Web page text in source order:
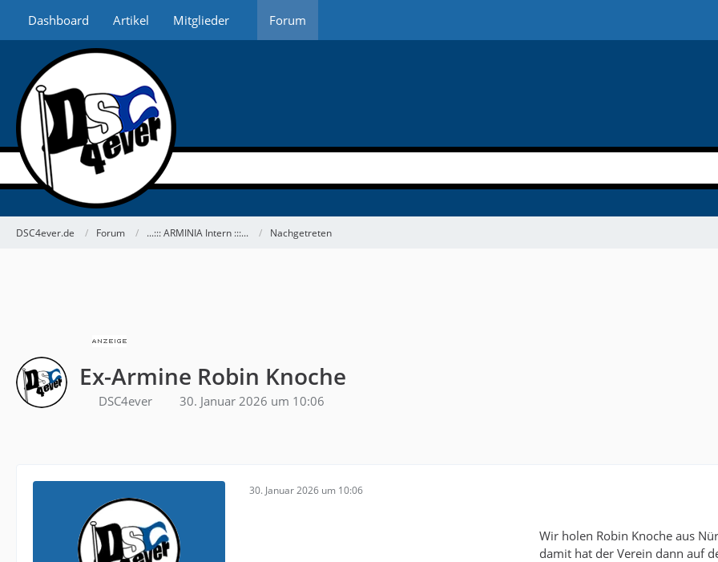
Dashboard Artikel Mitglieder Forum
DSC4ever.de Forum ...::: ARMINIA Intern :::... Nachgetreten
Ex-Armine Robin Knoche
DSC4ever 30. Januar 2026 um 10:06
30. Januar 2026 um 10:06
Wir holen Robin Knoche aus
damit hat der Verein dann auf